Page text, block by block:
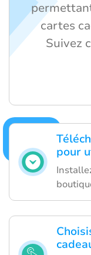
pour
cartes
Suivez